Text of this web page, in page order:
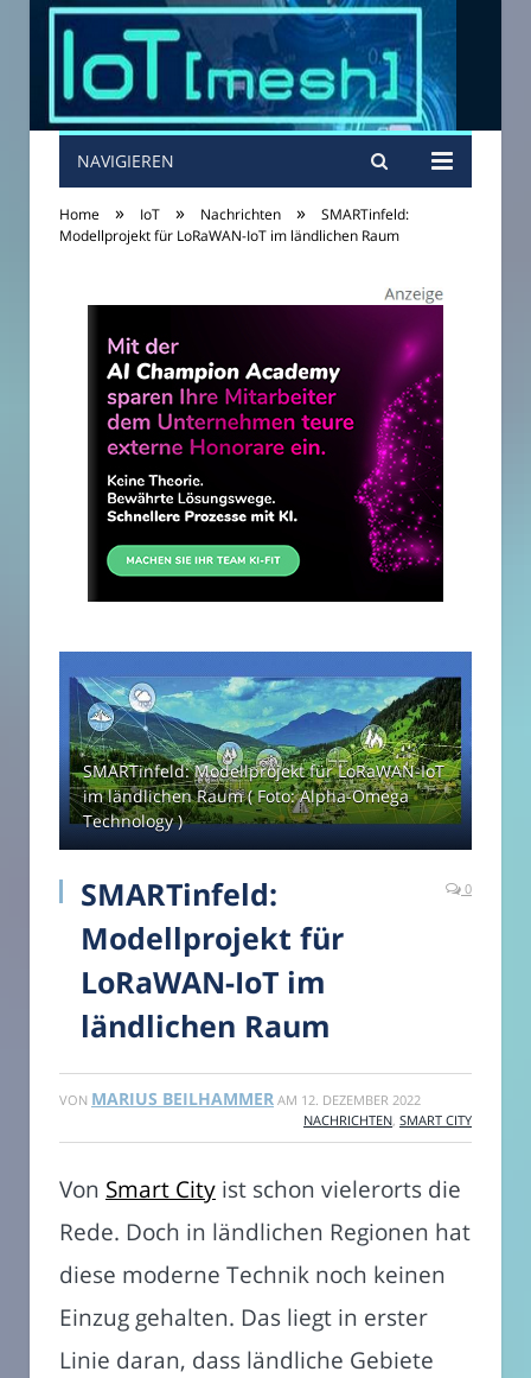
NAVIGIEREN
Home » IoT » Nachrichten »
SMARTinfeld:
Modellprojekt für LoRaWAN-IoT im ländlichen Raum
SMARTinfeld: Modellprojekt für LoRaWAN-IoT
im ländlichen Raum ( Foto: Alpha-Omega
Technology )
SMARTinfeld:
Modellprojekt für
LoRaWAN-IoT im
ländlichen Raum
0
VON MARIUS BEILHAMMER AM 12. DEZEMBER 2022
NACHRICHTEN SMART CITY
Von Smart City ist schon vielerorts die
Rede. Doch in ländlichen Regionen hat
diese moderne Technik noch keinen
Einzug gehalten. Das liegt in erster
Linie daran, dass ländliche Gebiete